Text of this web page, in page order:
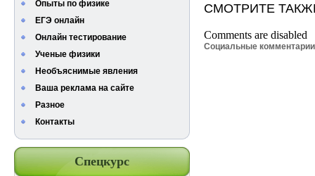
Опыты по физике
ЕГЭ онлайн
Онлайн тестирование
Ученые физики
Необъяснимые явления
Ваша реклама на сайте
Разное
Контакты
Спецкурс
СМОТРИТЕ
Comments are disabled
Социальные комментарии